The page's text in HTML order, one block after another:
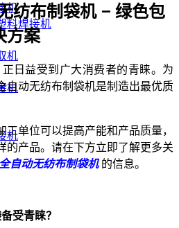
机
料焊接机
机
机
机
纺布制袋机 – 绿色包
方案
日益受到广大消费者的青睐。为
自动无纺布制袋机是制造出最优质
单位可以提高产能和产品质量，
的产品。请在下方立即了解更多关
全自动无纺布制袋机的信息。
受青睐？